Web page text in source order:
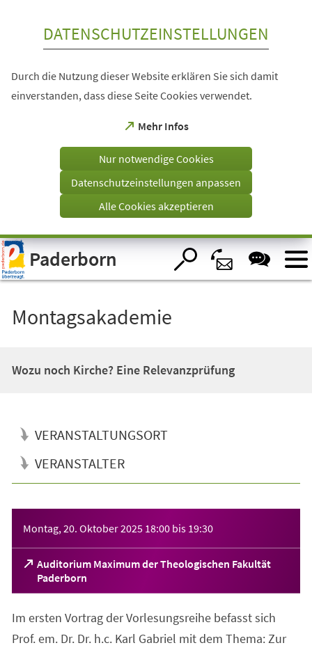
Visuelle
Assistenzsoftware
öffnen.
DATENSCHUTZEINSTELLUNGEN
Durch die Nutzung dieser Website erklären Sie sich damit
einverstanden, dass diese Seite Cookies verwendet.
Mehr Infos
(Öffnet
einem
Tab)
Nur notwendige Cookies
Datenschutzeinstellungen anpassen
Alle Cookies akzeptieren
Paderborn
Montagsakademie
Wozu noch Kirche? Eine Relevanzprüfung
VERANSTALTUNGSORT
VERANSTALTER
Montag, 20. Oktober 2025 18:00 bis 19:30
Auditorium Maximum der Theologischen Fakultät
Paderborn
(Öffnet
in
neuen
Tab)
Im ersten Vortrag der Vorlesungsreihe befasst sich
Prof. em. Dr. Dr. h.c. Karl Gabriel mit dem Thema: Zur